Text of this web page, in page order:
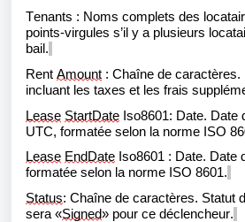
Tenants : Noms complets des
points-virgules s’il y a plusieurs
bail.
Rent Amount : Chaîne de caractères.
incluant les taxes et les frais
Lease StartDate Iso8601: Date. Date
UTC, formatée selon la norme ISO
Lease EndDate Iso8601 : Date. Date
formatée selon la norme ISO 8601.
Status: Chaîne de caractères. Statut
sera «Signed» pour ce déclencheur.